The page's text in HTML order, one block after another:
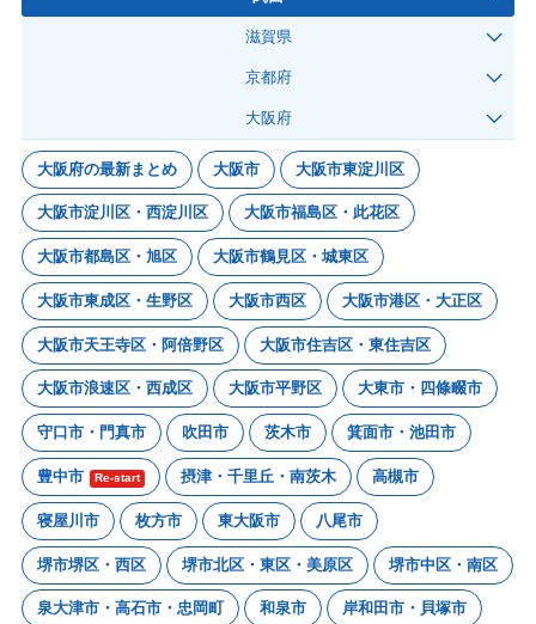
滋賀県
京都府
大阪府
大阪府の最新まとめ 大阪市 大阪市東淀川区
大阪市淀川区・西淀川区 大阪市福島区・此花区
大阪市都島区・旭区 大阪市鶴見区・城東区
大阪市東成区・生野区 大阪市西区 大阪市港区・大正区
大阪市天王寺区・阿倍野区 大阪市住吉区・東住吉区
大阪市浪速区・西成区 大阪市平野区 大東市・四條畷市
守口市・門真市 吹田市 茨木市 箕面市・池田市
豊中市 Re-start 摂津・千里丘・南茨木 高槻市
寝屋川市 枚方市 東大阪市 八尾市
堺市堺区・西区 堺市北区・東区・美原区 堺市中区・南区
泉大津市・高石市・忠岡町 和泉市 岸和田市・貝塚市